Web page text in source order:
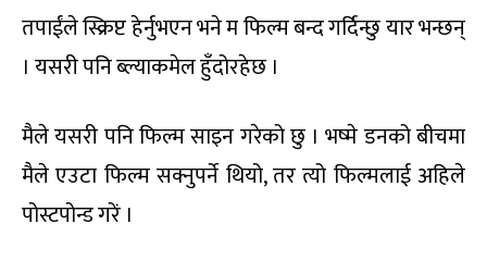
तपाईंले स्क्रिप्ट हेर्नुभएन भने म फिल्म बन्द गर्दिन्छु यार भन्छन्
। यसरी पनि ब्ल्याकमेल हुँदोरहेछ ।
मैले यसरी पनि फिल्म साइन गरेको छु । भष्मे डनको बीचमा
मैले एउटा फिल्म सक्नुपर्ने थियो, तर त्यो फिल्मलाई अहिले
पोस्टपोन्ड गरें ।